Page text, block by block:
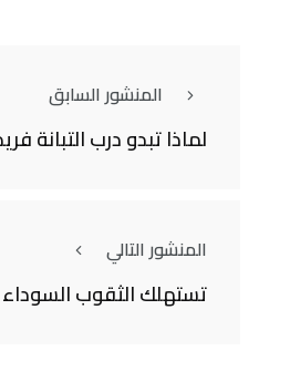
المنشور السابق
لماذا تبدو درب التبانة
المنشور التالي
تستهلك الثقوب السوداء